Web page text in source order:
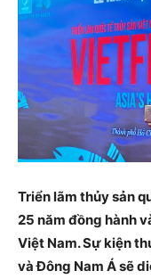
Triển lãm thủy sản
25 năm đồng hành
Việt Nam. Sự kiện
và Đông Nam Á sẽ